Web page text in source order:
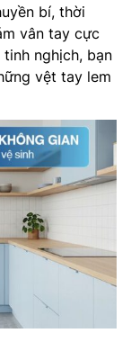
bí, thời
vân tay cực
nghịch, bạn
vệt tay lem